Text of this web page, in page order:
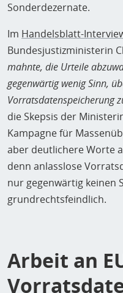
Sonderdezernate.
Im Handelsblatt-
Bundesjustizministerin
mahnte, die Urteile
gegenwärtig wenig Sinn,
Vorratsdatenspeicherung
die Skepsis der
Kampagne für
aber deutlichere Worte
denn anlasslose
nur gegenwärtig keinen
grundrechtsfeindlich.
Arbeit an